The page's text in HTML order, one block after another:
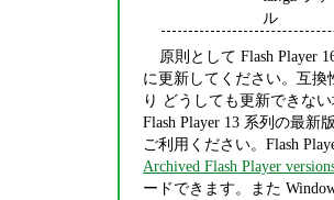
ル
原則として Flash Player
に更新してください。互換
り どうしても更新できない
Flash Player 13 系列の最新
ご利用ください。Flash
Archived Flash Player
ードできます。また